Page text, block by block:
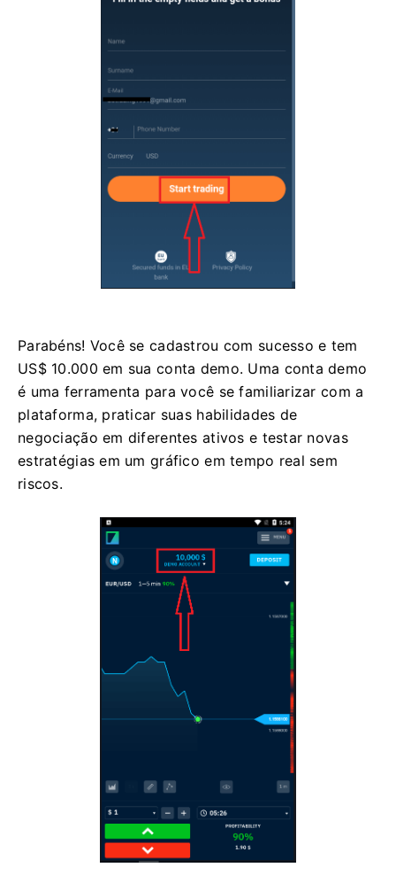
Parabéns! Você se cadastrou com sucesso e tem
US$ 10.000 em sua conta demo. Uma conta demo
é uma ferramenta para você se familiarizar com a
plataforma, praticar suas habilidades de
negociação em diferentes ativos e testar novas
estratégias em um gráfico em tempo real sem
riscos.